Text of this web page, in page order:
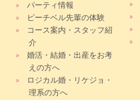
»
パーティ情報
»
ピーチベル先輩の体験
»
コース案内・スタッフ紹
介
»
婚活・結婚・出産をお考
えの方へ
»
ロジカル婚・リケジョ・
理系の方へ
»
»
»
»